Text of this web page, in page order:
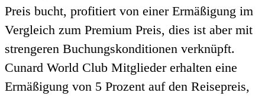
Preis bucht, profitiert von einer Ermäßigung im
Vergleich zum Premium Preis, dies ist aber mit
strengeren Buchungskonditionen verknüpft.
Cunard World Club Mitglieder erhalten eine
Ermäßigung von 5 Prozent auf den Reisepreis,